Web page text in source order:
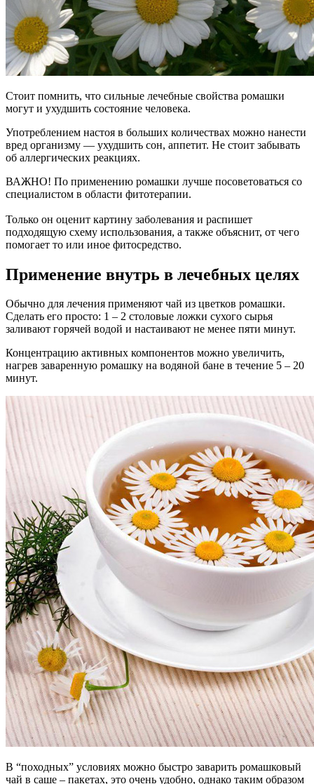
Стоит помнить, что сильные лечебные свойства ромашки
могут и ухудшить состояние человека.
Употреблением настоя в больших количествах можно нанести
вред организму — ухудшить сон, аппетит. Не стоит забывать
об аллергических реакциях.
ВАЖНО! По применению ромашки лучше посоветоваться со
специалистом в области фитотерапии.
Только он оценит картину заболевания и распишет
подходящую схему использования, а также объяснит, от чего
помогает то или иное фитосредство.
Применение внутрь в лечебных целях
Обычно для лечения применяют чай из цветков ромашки.
Сделать его просто: 1 – 2 столовые ложки сухого сырья
заливают горячей водой и настаивают не менее пяти минут.
Концентрацию активных компонентов можно увеличить,
нагрев заваренную ромашку на водяной бане в течение 5 – 20
минут.
В “походных” условиях можно быстро заварить ромашковый
чай в саше – пакетах, это очень удобно, однако таким образом